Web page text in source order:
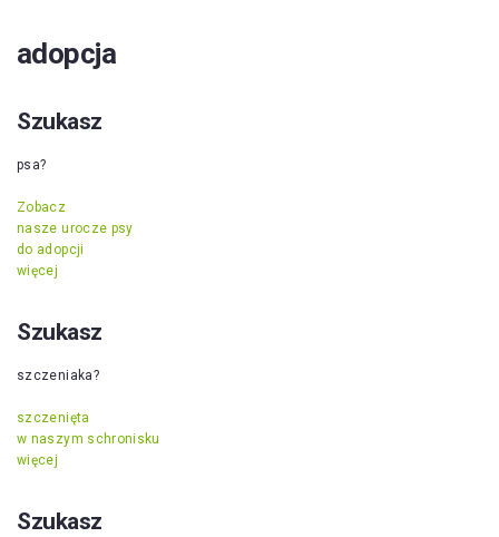
adopcja
Szukasz
psa?
Zobacz
nasze urocze psy
do adopcji
więcej
Szukasz
szczeniaka?
szczenięta
w naszym schronisku
więcej
Szukasz